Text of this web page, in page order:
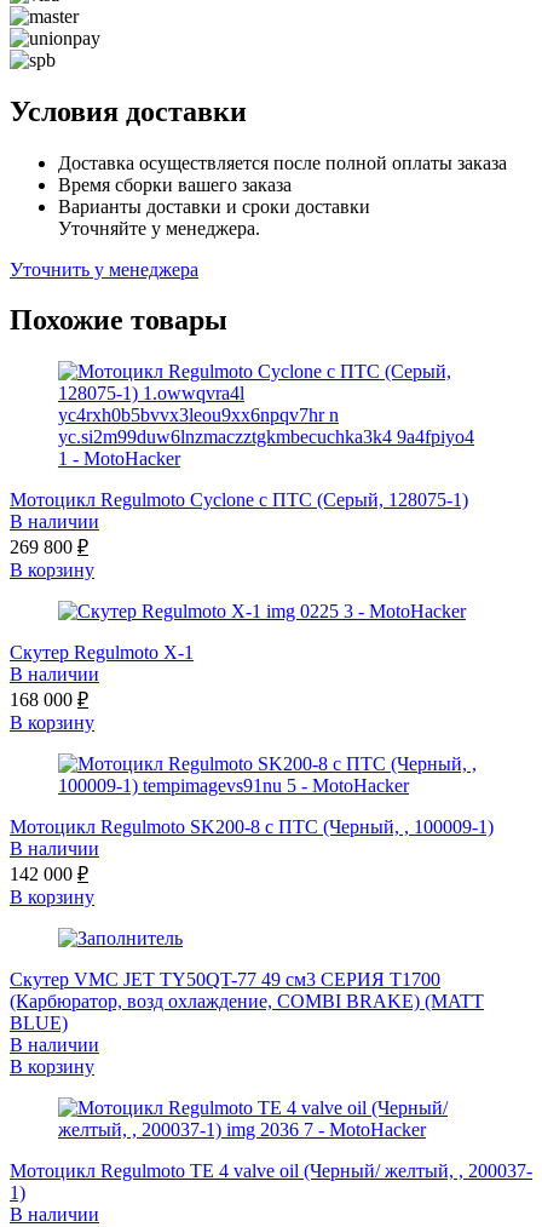
Условия доставки
Доставка осуществляется после полной оплаты заказа
Время сборки вашего заказа
Варианты доставки и сроки доставки
Уточняйте у менеджера.
Уточнить у менеджера
Похожие товары
Мотоцикл Regulmoto Cyclone с ПТС (Серый, 128075-1)
В наличии
269 800 ₽
В корзину
Скутер Regulmoto X-1
В наличии
168 000 ₽
В корзину
Мотоцикл Regulmoto SK200-8 с ПТС (Черный, , 100009-1)
В наличии
142 000 ₽
В корзину
Скутер VMC JET ТY50QT-77 49 см3 СЕРИЯ T1700
(Карбюратор, возд охлаждение, COMBI BRAKE) (MATT
BLUE)
В наличии
В корзину
Мотоцикл Regulmoto TE 4 valve oil (Черный/ желтый, , 200037-
1)
В наличии